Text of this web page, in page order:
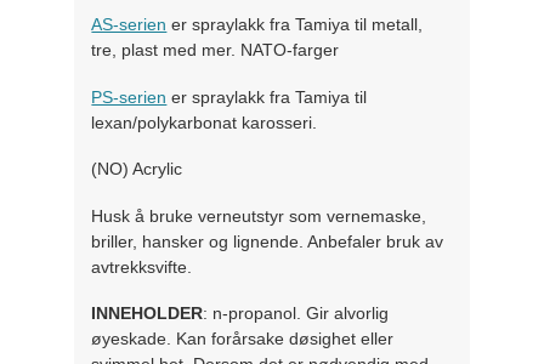
AS-serien er spraylakk fra Tamiya til metall,
tre, plast med mer. NATO-farger
PS-serien er spraylakk fra Tamiya til
lexan/polykarbonat karosseri.
(NO) Acrylic
Husk å bruke verneutstyr som vernemaske,
briller, hansker og lignende. Anbefaler bruk av
avtrekksvifte.
INNEHOLDER: n-propanol. Gir alvorlig
øyeskade. Kan forårsake døsighet eller